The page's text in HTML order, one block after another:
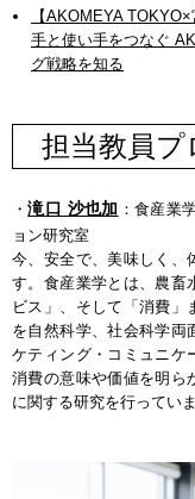
【AKOMEYA
手と使い手をつなぐ
グ戦略を知る
担当教員
・滝口 沙也加 ：食産業
ョン研究室
今、安全で、美味しく、
す。食産業学とは、農畜
ビス」、そして「消費」
を自然科学、社会科学両
ケティング・コミュニケ
消費の意味や価値を明ら
に関する研究を行っていま